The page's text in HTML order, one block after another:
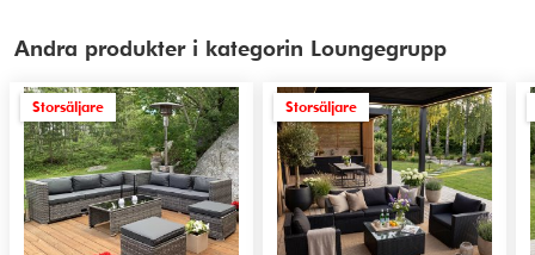
Andra produkter i kategorin Loungegrupp
Storsäljare Storsäljare